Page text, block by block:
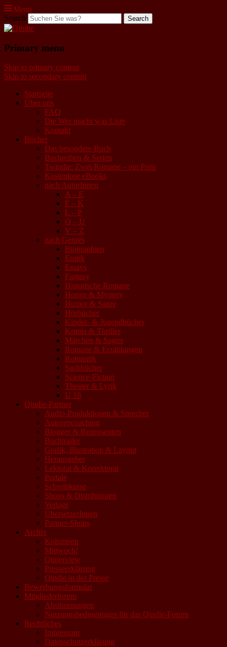
Menu
Qindie
Search
Primary menu
Skip to primary content
Skip to secondary content
Startseite
Über uns
FAQ
Die Wer macht was Liste
Kontakt
Bücher
Das besondere Buch
Buchreihen & Serien
Twindie: Zwei Romane – ein Preis
Kostenlose eBooks
nach AutorInnen
A – E
F – K
L – P
Q – U
V – Z
nach Genres
Biographien
Erotik
Essays
Fantasy
Historische Romane
Horror & Mystery
Humor & Satire
Hörbücher
Kinder- & Jugendbücher
Krimis & Thriller
Märchen & Sagen
Romane & Erzählungen
Romantik
Sachbücher
Science-Fiction
Theater & Lyrik
U 18
Qindie-Partner
Audio-Produktionen & Sprecher
Autorencoaching
Blogger & Rezensenten
Buchtrailer
Grafik, Illustration & Layout
Herausgeber
Lektorat & Korrektorat
Portale
Schreibkurse
Shops & Distributoren
Verlage
ÜbersetzerInnen
Partner-Shops
Archiv
Kolumnen
Mittwoch!
Qinterview
Presseerklärung
Qindie in der Presse
Bewerbungsformular
Mitgliederforum
Abstimmungen
Nutzungsbedingungen für das Qindie-Forum
Rechtliches
Impressum
Datenschutzerklärung